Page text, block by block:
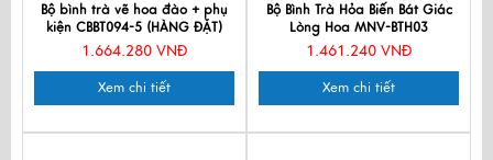
Bộ bình trà vẽ hoa đào + phụ
kiện CBBT094-5 (HÀNG ĐẶT)
1.664.280 VNĐ
Xem chi tiết
Bộ Bình Trà Hỏa Biến Bát Giác
Lòng Hoa MNV-BTH03
1.461.240 VNĐ
Xem chi tiết